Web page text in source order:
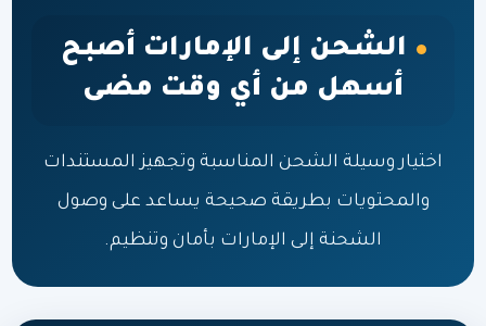
الشحن إلى الإمارات أصبح
أسهل من أي وقت مضى
اختيار وسيلة الشحن المناسبة وتجهيز المستندات
والمحتويات بطريقة صحيحة يساعد على وصول
الشحنة إلى الإمارات بأمان وتنظيم.